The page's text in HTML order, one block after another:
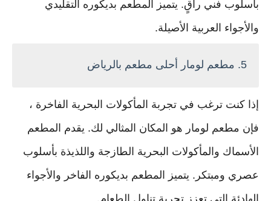
بأسلوب فني راقٍ. يتميز المطعم بديكوره التقليدي
والأجواء العربية الأصيلة.
5. مطعم لومار أحلى مطعم بالرياض
إذا كنت ترغب في تجربة المأكولات البحرية الفاخرة ،
فإن مطعم لومار هو المكان المثالي لك. يقدم المطعم
الأسماك والمأكولات البحرية الطازجة واللذيذة بأسلوب
عصري ومبتكر. يتميز المطعم بديكوره الفاخر والأجواء
الهادئة التي تعزز تجربة تناول الطعام.